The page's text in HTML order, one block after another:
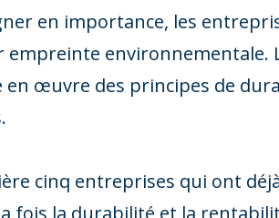
en importance, les
empreinte
œuvre des principes de
cinq entreprises qui ont
fois la durabilité et la